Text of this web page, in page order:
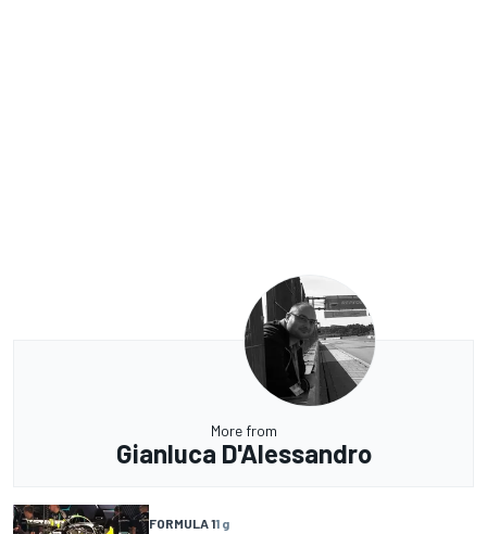
More from
Gianluca D'Alessandro
FORMULA 11 g